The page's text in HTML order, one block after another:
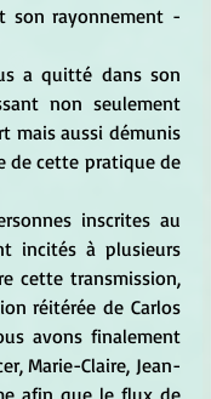
son rayonnement -
non seulement
mais aussi démunis
de cette pratique de
incités à plusieurs
cette transmission,
réitérée de Carlos
avons finalement
Marie-Claire, Jean-
afin que le flux de